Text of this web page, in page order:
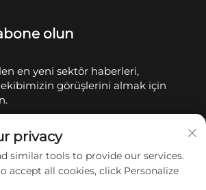
olun
en yeni sektör haberleri,
görüşlerini almak için
Chaozhou Qianyue Seramik Sanayi
privacy
similar tools to provide our services.
accept all cookies, click Personalize